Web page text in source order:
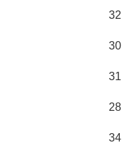
32
30
31
28
34